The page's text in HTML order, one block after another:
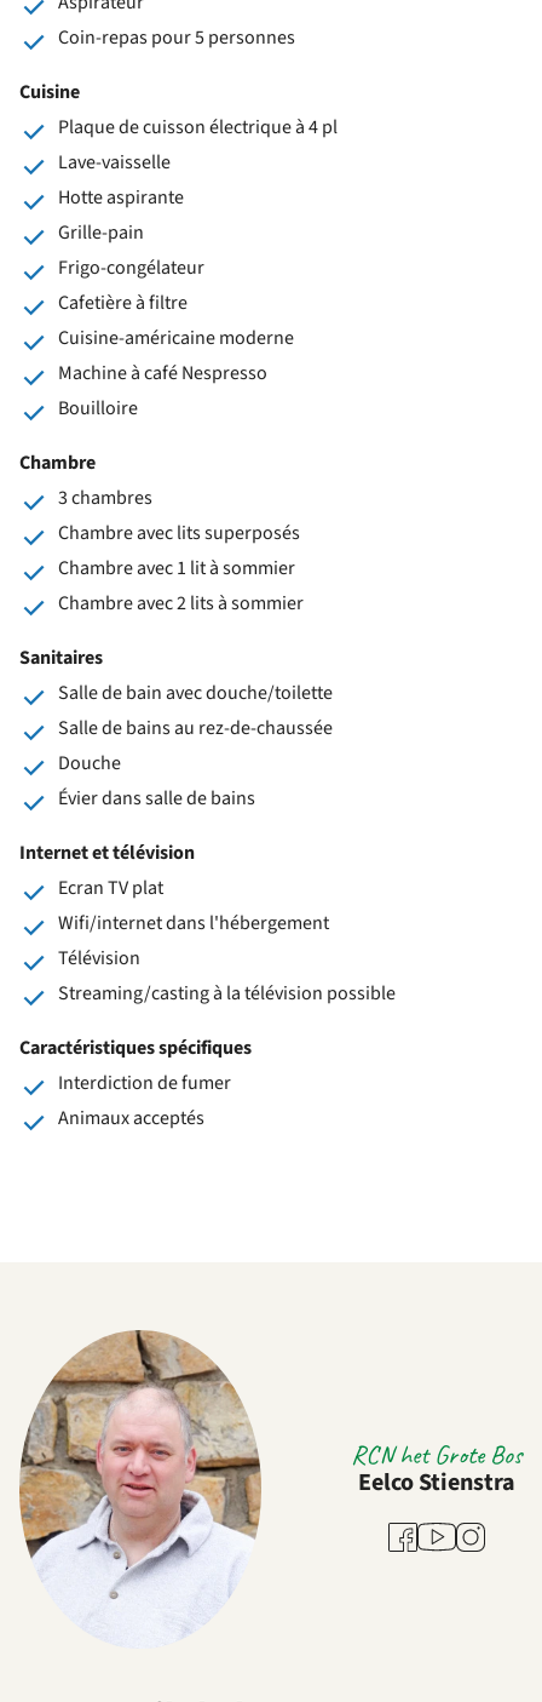
Coin-repas pour 5 personnes
Cuisine
Plaque de cuisson électrique à 4 pl
Lave-vaisselle
Hotte aspirante
Grille-pain
Frigo-congélateur
Cafetière à filtre
Cuisine-américaine moderne
Machine à café Nespresso
Bouilloire
Chambre
3 chambres
Chambre avec lits superposés
Chambre avec 1 lit à sommier
Chambre avec 2 lits à sommier
Sanitaires
Salle de bain avec douche/toilette
Salle de bains au rez-de-chaussée
Douche
Évier dans salle de bains
Internet et télévision
Ecran TV plat
Wifi/internet dans l'hébergement
Télévision
Streaming/casting à la télévision possible
Caractéristiques spécifiques
Interdiction de fumer
Animaux acceptés
RCN het Grote Bos
Eelco Stienstra
Facebook
YoutubeInstagram